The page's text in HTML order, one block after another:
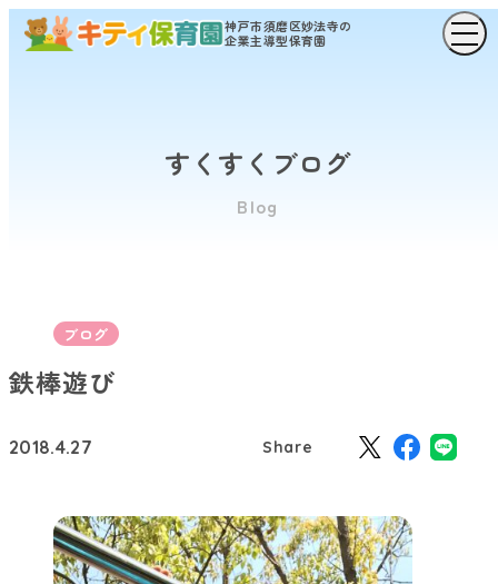
神戸市須磨区妙法寺の
企業主導型保育園
すくすくブログ
Blog
ブログ
鉄棒遊び
2018.4.27 Share